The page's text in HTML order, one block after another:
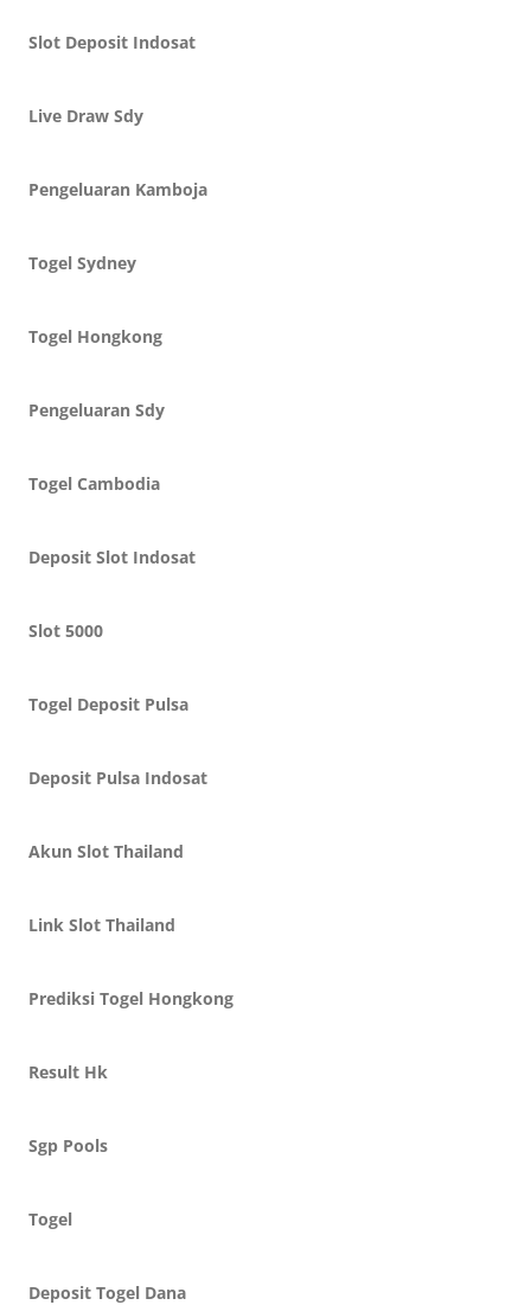
Slot Deposit Indosat
Live Draw Sdy
Pengeluaran Kamboja
Togel Sydney
Togel Hongkong
Pengeluaran Sdy
Togel Cambodia
Deposit Slot Indosat
Slot 5000
Togel Deposit Pulsa
Deposit Pulsa Indosat
Akun Slot Thailand
Link Slot Thailand
Prediksi Togel Hongkong
Result Hk
Sgp Pools
Togel
Deposit Togel Dana